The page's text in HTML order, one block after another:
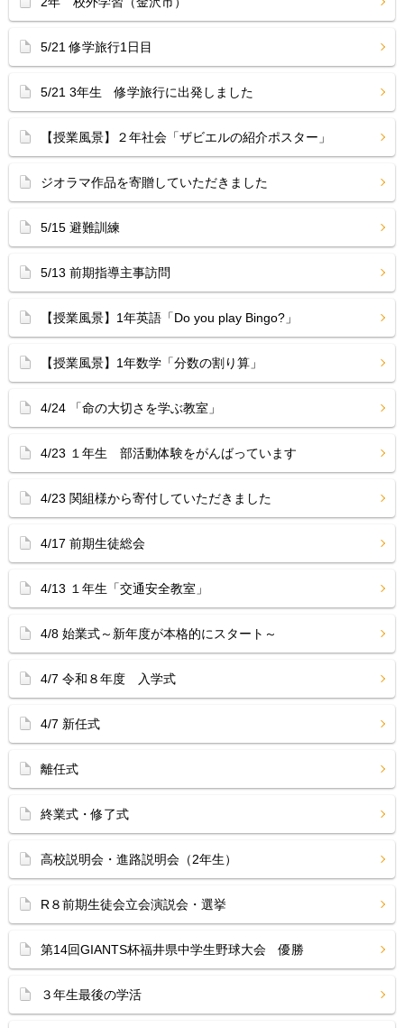
5/21 修学旅行1日目
5/21 3年生 修学旅行に出発しました
【授業風景】２年社会「ザビエルの紹介ポスター」
ジオラマ作品を寄贈していただきました
5/15 避難訓練
5/13 前期指導主事訪問
【授業風景】1年英語「Do you play Bingo?」
【授業風景】1年数学「分数の割り算」
4/24 「命の大切さを学ぶ教室」
4/23 １年生 部活動体験をがんばっています
4/23 関組様から寄付していただきました
4/17 前期生徒総会
4/13 １年生「交通安全教室」
4/8 始業式～新年度が本格的にスタート～
4/7 令和８年度 入学式
4/7 新任式
離任式
終業式・修了式
高校説明会・進路説明会（2年生）
R８前期生徒会立会演説会・選挙
第14回GIANTS杯福井県中学生野球大会 優勝
３年生最後の学活